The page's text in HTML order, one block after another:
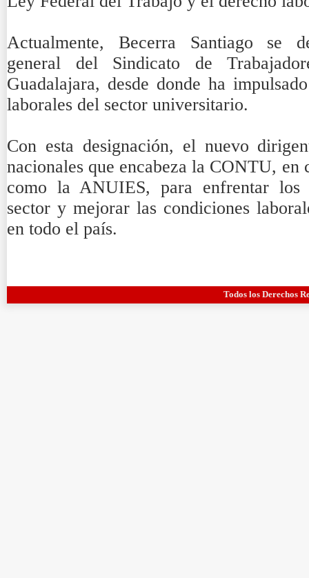
Actualmente, Becerra Santiago se
general del Sindicato de
Guadalajara, desde donde ha
laborales del sector universitario.
Con esta designación, el nuevo
nacionales que encabeza la CONTU, en
como la ANUIES, para enfrentar los
sector y mejorar las condiciones
en todo el país.
Todos los Derechos